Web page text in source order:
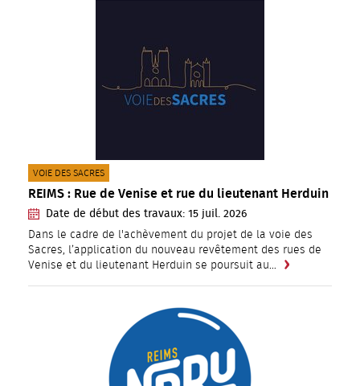
REIMS : Rue de Venise et rue du lieutenant Herduin
Date de début des travaux: 15 juil. 2026
Dans le cadre de l'achèvement du projet de la voie des
Sacres, l’application du nouveau revêtement des rues de
Venise et du lieutenant Herduin se poursuit au…
CATÉGORIE(S) :
VOIE DES SACRES